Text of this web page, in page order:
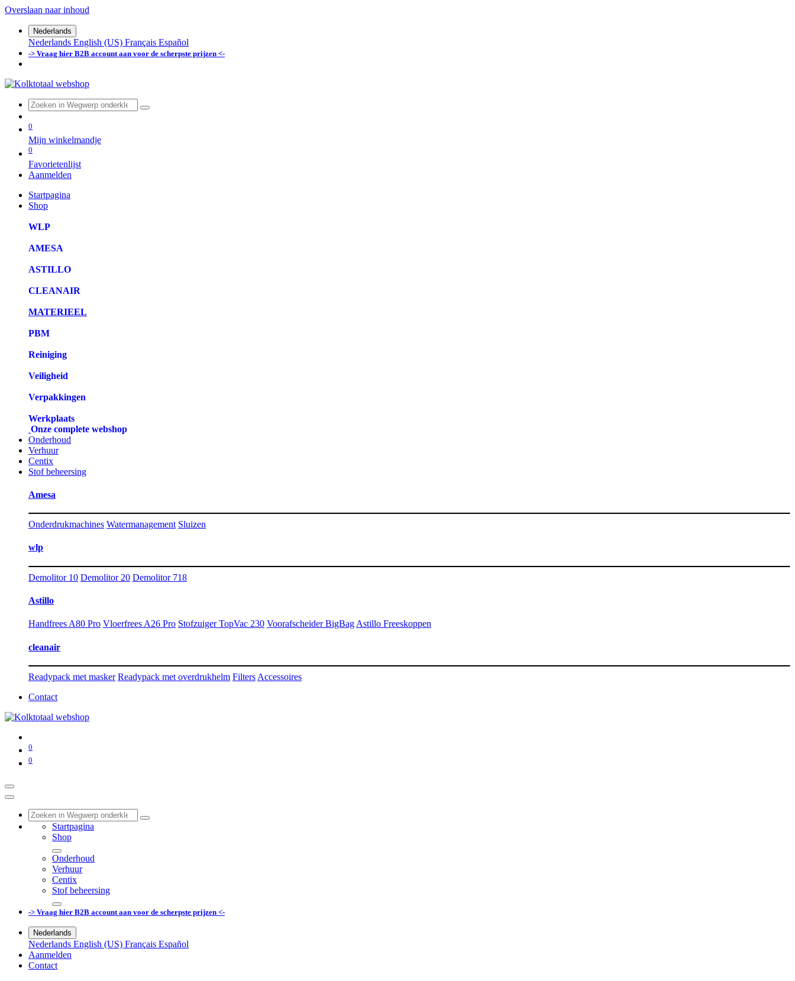
Overslaan naar inhoud
Nederlands
Nederlands English (US) Français Español
-> Vraag hier B2B account aan voor de scherpste prijzen <-
0
Mijn winkelmandje
0
Favorietenlijst
Aanmelden
Startpagina
Shop
WLP
AMESA
ASTILLO
CLEANAIR
MATERIEEL
PBM
Reiniging
Veiligheid
Verpakkingen
Werkplaats
Onze complete webshop
Onderhoud
Verhuur
Centix
Stof beheersing
Amesa
Onderdrukmachines Watermanagement Sluizen
wlp
Demolitor 10 Demolitor 20 Demolitor 718
Astillo
Handfrees A80 Pro Vloerfrees A26 Pro Stofzuiger TopVac 230 Voorafscheider BigBag Astillo Freeskoppen
cleanair
Readypack met masker Readypack met overdrukhelm Filters Accessoires
Contact
0
0
Startpagina
Shop
Onderhoud
Verhuur
Centix
Stof beheersing
-> Vraag hier B2B account aan voor de scherpste prijzen <-
Nederlands
Nederlands English (US) Français Español
Aanmelden
Contact